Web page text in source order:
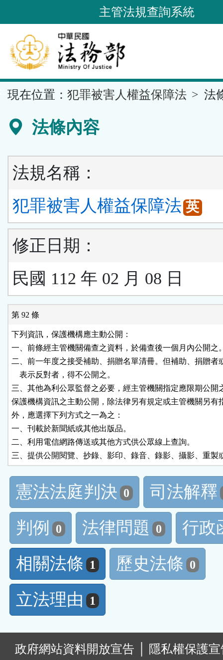
到
要
內
容
區
主管法規查詢系統
現在位置： 犯罪被害人權益保障法 法
法條內容
法規名稱：
犯罪被害人權益保障法 英
修正日期：
民國 112 年 02 月 08 日
第 92 條
下列資訊，保護機構應主動公開：
一、前條經主管機關備查之資料，於備查後一個月內公開之
二、前一年度之接受補助、捐贈名單清冊。但補助、捐贈者
    表示反對者，得不公開之。
三、其他為利公眾監督之必要，經主管機關指定應限期公開
保護機構資訊之主動公開，除法律另有規定或主管機關另有
外，應選擇下列方式之一為之：
一、刊載於新聞紙或其他出版品。
二、利用電信網路傳送或其他方式供公眾線上查詢。
三、提供公開閱覽、抄錄、影印、錄音、錄影、攝影、重製
憲法法庭判決 0
司法解釋
判例
0 法律問題 0
行政
相關法條
1 歷史法條 0
立法理由 1
政府網站資料開放宣告
隱私權保護